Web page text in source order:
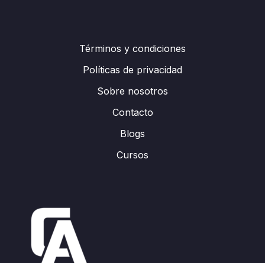
Términos y condiciones
Políticas de privacidad
Sobre nosotros
Contacto
Blogs
Cursos